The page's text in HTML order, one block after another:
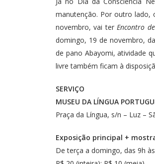
manutenção. Por outro lado,
novembro, vai terEncontro
domingo, 19 de novembro,
de pano Abayomi, atividade
livre também ficam à
SERVIÇO
MUSEU DA LÍNGUA
Praça da Língua, s/n – Luz –
Exposição principal +
De terça a domingo, das 9h